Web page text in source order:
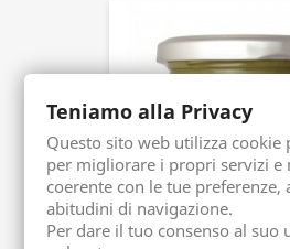
Teniamo alla Privacy
Questo sito web utilizza
per migliorare i propri servizi e
coerente con le tue preferenze,
abitudini di navigazione.
Per dare il tuo consenso al suo